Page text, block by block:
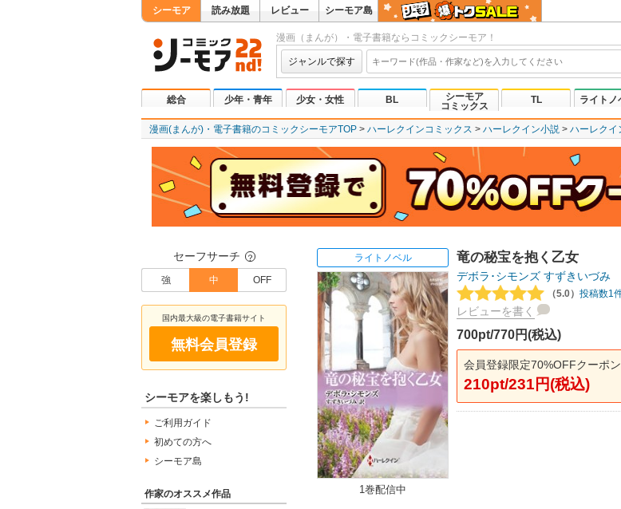
シーモア 読み放題 レビュー シーモア島
漫画（まんが）・電子書籍ならコミックシーモア！
ジャンルで探す
総合 少年・青年 少女・女性 BL
シーモア
コミックス
TL ライトノ
漫画(まんが)・電子書籍のコミックシーモアTOP ハーレクインコミックス ハーレクイン小説 ハーレクイ
セーフサーチ ？
強 中 OFF
国内最大級の電子書籍サイト
無料会員登録
シーモアを楽しもう!
ご利用ガイド
初めての方へ
シーモア島
作家のオススメ作品
ライトノベル
1巻配信中
竜の秘宝を抱く乙女
デボラ･シモンズ すずきいづみ
（5.0） 投稿数1
レビューを書く
700pt/770円(税込)
会員登録限定70%OFFクーポ
210pt/231円(税込)